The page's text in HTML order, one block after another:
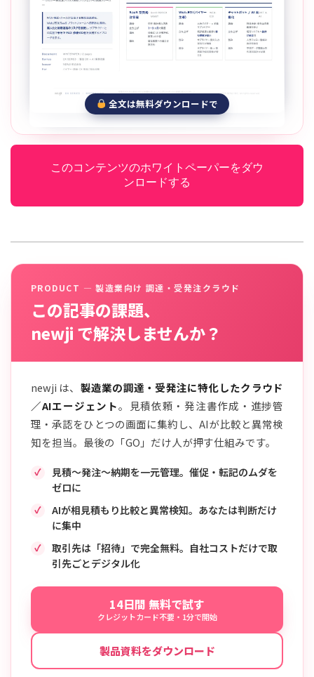
全文は無料ダウンロードで
このコンテンツのホワイトペーパーをダウ
ンロードする
PRODUCT — 製造業向け 調達・受発注クラウド
この記事の課題、
newji で解決しませんか？
newji は、 製造業の調達・受発注に特化したクラウド
／AIエージェント。見積依頼・発注書作成・進捗管
理・承認をひとつの画面に集約し、AIが比較と異常検
知を担当。最後の「GO」だけ人が押す仕組みです。
見積〜発注〜納期を一元管理。催促・転記のムダを
ゼロに
AIが相見積もり比較と異常検知。あなたは判断だけ
に集中
取引先は「招待」で完全無料。自社コストだけで取
引先ごとデジタル化
14日間 無料で試す
クレジットカード不要・1分で開始
製品資料をダウンロード